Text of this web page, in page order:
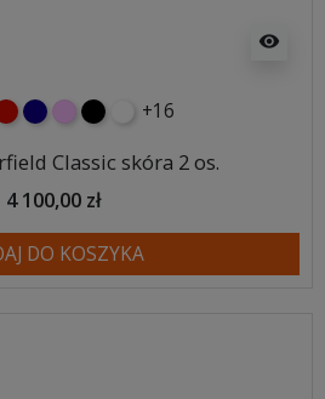
visibility
granatowy
różowyczarnybiały+16
Classic skóra 2 os.
4 100,00 zł
DO KOSZYKA